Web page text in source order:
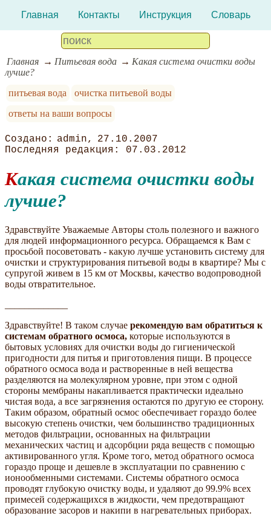
Главная Контакты Инструкция Словарь
Главная Питьевая вода
Какая система очистки воды
лучше?
питьевая вода
очистка питьевой воды
ответы на ваши вопросы
admin
27.10.2007
07.03.2012
Какая система очистки воды
лучше?
Здравствуйте Уважаемые Авторы столь полезного и важного
для людей информационного ресурса. Обращаемся к Вам с
просьбой посоветовать - какую лучше установить систему для
очистки и структурирования питьевой воды в квартире? Мы с
супругой живем в 15 км от Москвы, качество водопроводной
воды отвратительное.
Здравствуйте! В таком случае рекомендую вам обратиться к
системам обратного осмоса, которые используются в
бытовых условиях для очистки воды до гигиенической
пригодности для питья и приготовления пищи. В процессе
обратного осмоса вода и растворенные в ней вещества
разделяются на молекулярном уровне, при этом с одной
стороны мембраны накапливается практически идеально
чистая вода, а все загрязнения остаются по другую ее сторону.
Таким образом, обратный осмос обеспечивает гораздо более
высокую степень очистки, чем большинство традиционных
методов фильтрации, основанных на фильтрации
механических частиц и адсорбции ряда веществ с помощью
активированного угля. Кроме того, метод обратного осмоса
гораздо проще и дешевле в эксплуатации по сравнению с
ионообменными системами. Системы обратного осмоса
проводят глубокую очистку воды, и удаляют до 99.9% всех
примесей содержащихся в жидкости, чем предотвращают
образование засоров и накипи в нагревательных приборах.